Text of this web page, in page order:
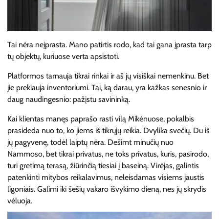
Tai nėra neįprasta. Mano patirtis rodo, kad tai gana įprasta tarp
tų objektų, kuriuose verta apsistoti.
Platformos tarnauja tikrai rinkai ir aš jų visiškai nemenkinu. Bet
jie prekiauja inventoriumi. Tai, ką darau, yra kažkas senesnio ir
daug naudingesnio: pažįstu savininką.
Kai klientas manęs paprašo rasti vilą Mikėnuose, pokalbis
prasideda nuo to, ko jiems iš tikrųjų reikia. Dvylika svečių. Du iš
jų pagyvenę, todėl laiptų nėra. Dešimt minučių nuo
Nammoso, bet tikrai privatus, ne toks privatus, kuris, pasirodo,
turi gretimą terasą, žiūrinčią tiesiai į baseiną. Virėjas, galintis
patenkinti mitybos reikalavimus, neleisdamas visiems jaustis
ligoniais. Galimi iki šešių vakaro išvykimo dieną, nes jų skrydis
vėluoja.